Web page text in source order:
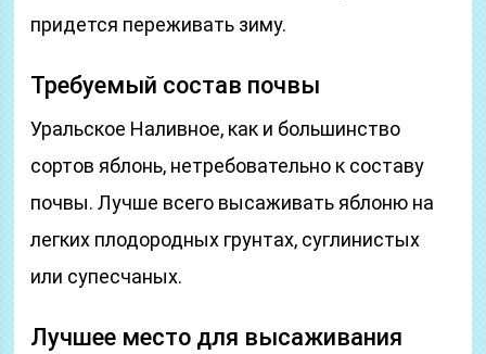
придется переживать зиму.
Требуемый состав почвы
Уральское Наливное, как и большинство
сортов яблонь, нетребовательно к составу
почвы. Лучше всего высаживать яблоню на
легких плодородных грунтах, суглинистых
или супесчаных.
Лучшее место для высаживания